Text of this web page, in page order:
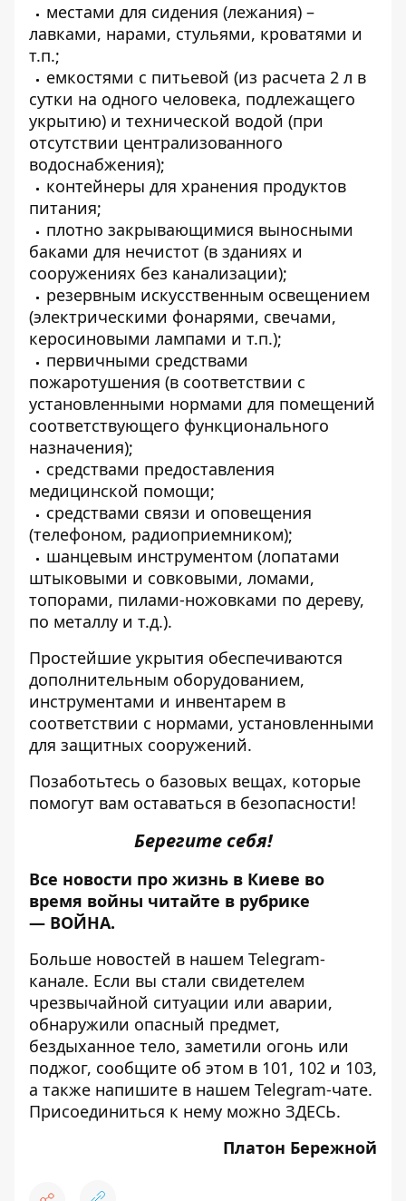
местами для сидения (лежания) –
лавками, нарами, стульями, кроватями и
т.п.;
емкостями с питьевой (из расчета 2 л в
сутки на одного человека, подлежащего
укрытию) и технической водой (при
отсутствии централизованного
водоснабжения);
контейнеры для хранения продуктов
питания;
плотно закрывающимися выносными
баками для нечистот (в зданиях и
сооружениях без канализации);
резервным искусственным освещением
(электрическими фонарями, свечами,
керосиновыми лампами и т.п.);
первичными средствами
пожаротушения (в соответствии с
установленными нормами для помещений
соответствующего функционального
назначения);
средствами предоставления
медицинской помощи;
средствами связи и оповещения
(телефоном, радиоприемником);
шанцевым инструментом (лопатами
штыковыми и совковыми, ломами,
топорами, пилами-ножовками по дереву,
по металлу и т.д.).
Простейшие укрытия обеспечиваются
дополнительным оборудованием,
инструментами и инвентарем в
соответствии с нормами, установленными
для защитных сооружений.
Позаботьтесь о базовых вещах, которые
помогут вам оставаться в безопасности!
Берегите себя!
Все новости про жизнь в Киеве во
время войны читайте в рубрике
— ВОЙНА.
Больше новостей в нашем Telegram-
канале. Если вы стали свидетелем
чрезвычайной ситуации или аварии,
обнаружили опасный предмет,
бездыханное тело, заметили огонь или
поджог, сообщите об этом в 101, 102 и 103,
а также напишите в нашем Telegram-чате.
Присоединиться к нему можно ЗДЕСЬ.
Платон Бережной